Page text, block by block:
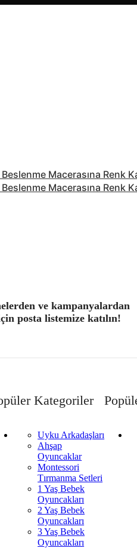
Macerasına Renk
Macerasına Renk
ve kampanyalardan
posta listemize katılın!
Kategoriler
Uyku Arkadaşları
Ahşap
Oyuncaklar
Montessori
Tırmanma Setleri
1 Yaş Bebek
Oyuncakları
2 Yaş Bebek
Oyuncakları
3 Yaş Bebek
Oyuncakları